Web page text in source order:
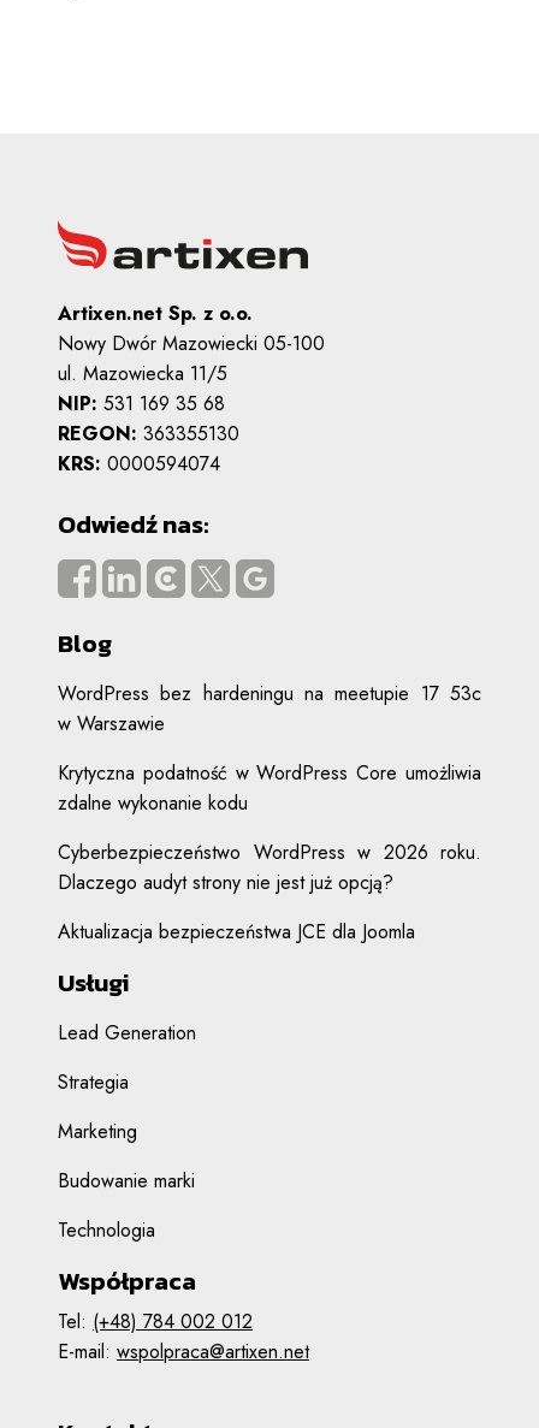
Artixen.net Sp. z o.o.
Nowy Dwór Mazowiecki 05-100
ul. Mazowiecka 11/5
NIP: 531 169 35 68
REGON: 363355130
KRS: 0000594074
Odwiedź nas:
Blog
WordPress bez hardeningu na meetupie 17 53c
w Warszawie
Krytyczna podatność w WordPress Core umożliwia
zdalne wykonanie kodu
Cyberbezpieczeństwo WordPress w 2026 roku.
Dlaczego audyt strony nie jest już opcją?
Aktualizacja bezpieczeństwa JCE dla Joomla
Usługi
Lead Generation
Strategia
Marketing
Budowanie marki
Technologia
Współpraca
Tel: (+48) 784 002 012
E-mail: wspolpraca@artixen.net